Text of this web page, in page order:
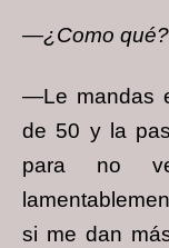
—¿Como qué?
—Le mandas
de 50 y la
para no
si me dan